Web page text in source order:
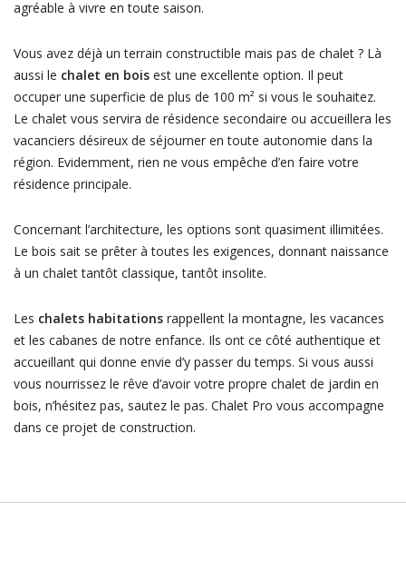
agréable à vivre en toute saison.
Vous avez déjà un terrain constructible mais pas de chalet ? Là
aussi le chalet en boisest une excellente option. Il peut
occuper une superficie de plus de 100 m² si vous le souhaitez.
Le chalet vous servira de résidence secondaire ou accueillera les
vacanciers désireux de séjourner en toute autonomie dans la
région. Evidemment, rien ne vous empêche d’en faire votre
résidence principale.
Concernant l’architecture, les options sont quasiment illimitées.
Le bois sait se prêter à toutes les exigences, donnant naissance
à un chalet tantôt classique, tantôt insolite.
Les chalets habitationsrappellent la montagne, les vacances
et les cabanes de notre enfance. Ils ont ce côté authentique et
accueillant qui donne envie d’y passer du temps. Si vous aussi
vous nourrissez le rêve d’avoir votre propre chalet de jardin en
bois, n’hésitez pas, sautez le pas. Chalet Pro vous accompagne
dans ce projet de construction.